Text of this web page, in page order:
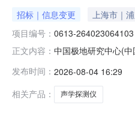
招标｜信息变更 上海市｜
项目编号： 0613-264023064103
正文内容： 中国极地研究中心(
发布时间： 2026-08-04 16:29
相关产品：
声学探测仪